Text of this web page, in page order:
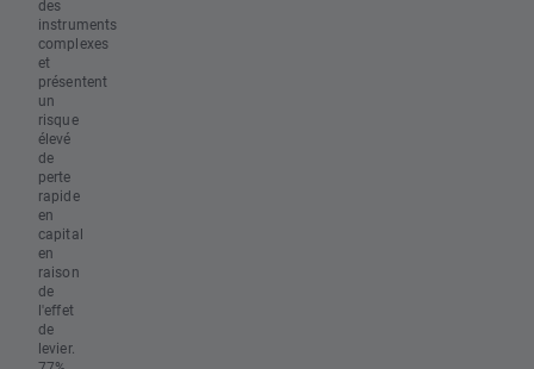
des
instruments
complexes
et
présentent
un
risque
élevé
de
perte
rapide
en
capital
en
raison
de
l'effet
de
levier.